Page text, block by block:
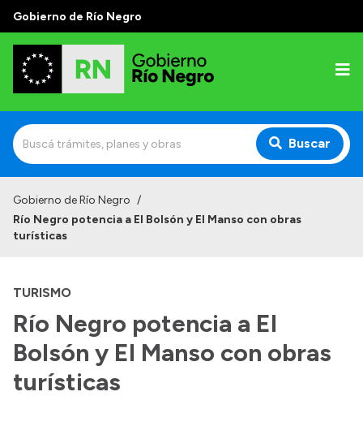
Gobierno de Río Negro
Buscar
Autoridades
Autoridades y Organismos
Discursos en la Legislatura
Casa de Gobierno
Acerca de Río Negro
Gobierno de Río Negro /
Río Negro potencia a El Bolsón y El Manso con obras
turísticas
TURISMO
Río Negro potencia a El
Bolsón y El Manso con obras
turísticas